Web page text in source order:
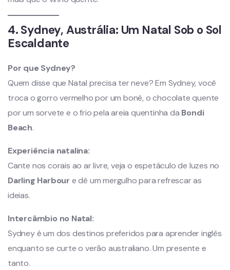
4. Sydney, Austrália: Um Natal Sob o Sol
Escaldante
Por que Sydney?
Quem disse que Natal precisa ter neve? Em Sydney, você
troca o gorro vermelho por um boné, o chocolate quente
por um sorvete e o frio pela areia quentinha da Bondi
Beach.
Experiência natalina:
Cante nos corais ao ar livre, veja o espetáculo de luzes no
Darling Harbour e dê um mergulho para refrescar as
ideias.
Intercâmbio no Natal:
Sydney é um dos destinos preferidos para aprender inglês
enquanto se curte o verão australiano. Um presente e
tanto.